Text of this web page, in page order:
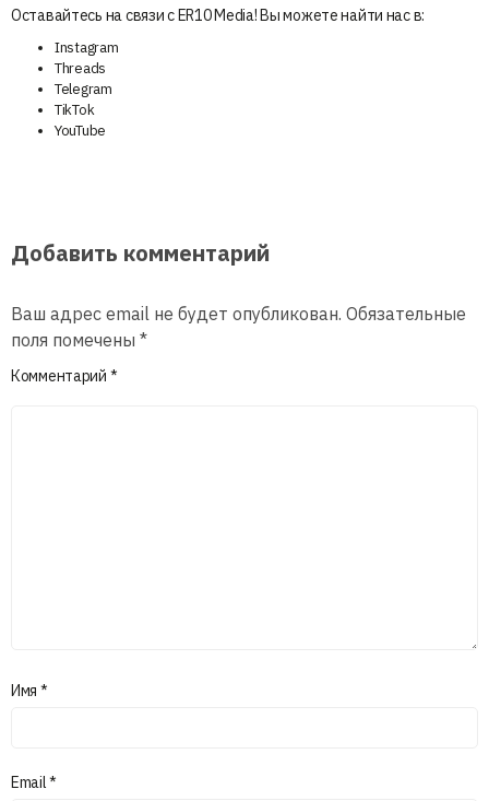
Оставайтесь на связи с ER10 Media! Вы можете найти нас в:
Instagram
Threads
Telegram
TikTok
YouTube
Добавить комментарий
Ваш адрес email не будет опубликован. Обязательные
поля помечены *
Комментарий *
Имя *
Email*